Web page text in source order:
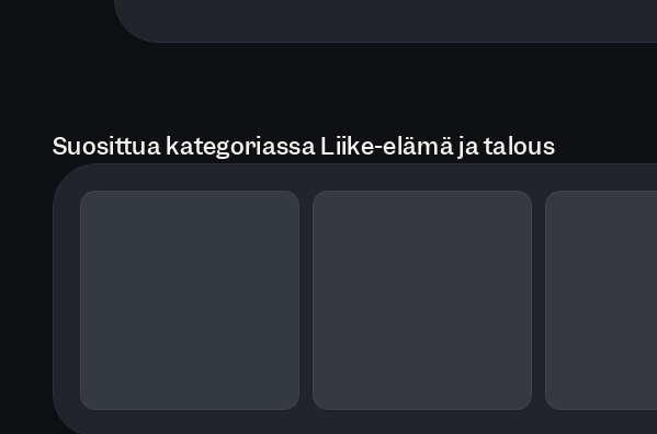
Suosittua kategoriassa Liike-elämä ja talous